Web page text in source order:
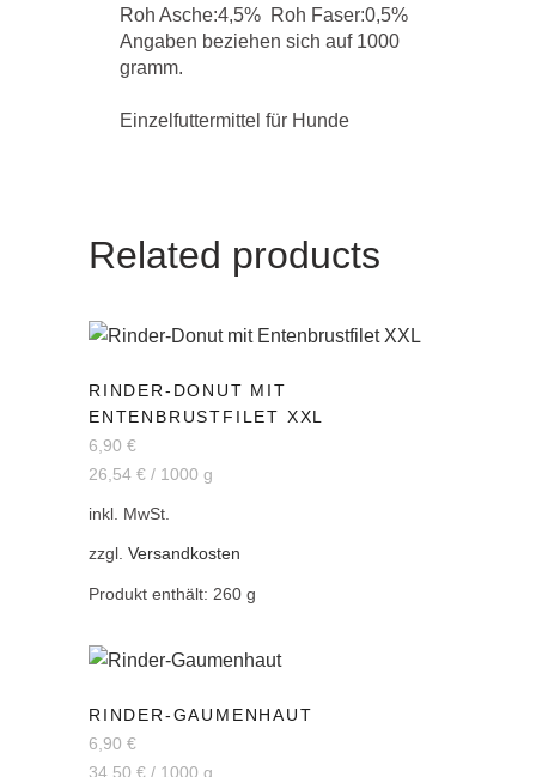
Roh Asche:4,5% Roh Faser:0,5%
Angaben beziehen sich auf 1000
gramm.
Einzelfuttermittel für Hunde
Related products
RINDER-DONUT MIT
ENTENBRUSTFILET XXL
6,90 €
26,54 € / 1000 g
inkl. MwSt.
zzgl. Versandkosten
Produkt enthält: 260 g
RINDER-GAUMENHAUT
6,90 €
34,50 € / 1000 g